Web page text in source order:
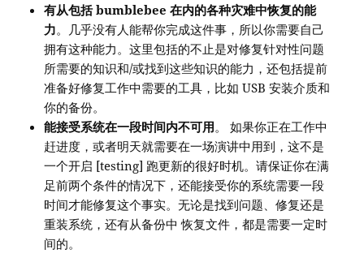
有从包括 bumblebee 在内的各种灾难中恢复的能
力。几乎没有人能帮你完成这件事，所以你需要自己
拥有这种能力。这里包括的不止是对修复针对性问题
所需要的知识和/或找到这些知识的能力，还包括提前
准备好修复工作中需要的工具，比如 USB 安装介质和
你的备份。
能接受系统在一段时间内不可用。 如果你正在工作中
赶进度，或者明天就需要在一场演讲中用到，这不是
一个开启 [testing] 跑更新的很好时机。请保证你在满
足前两个条件的情况下，还能接受你的系统需要一段
时间才能修复这个事实。无论是找到问题、修复还是
重装系统，还有从备份中 恢复文件，都是需要一定时
间的。